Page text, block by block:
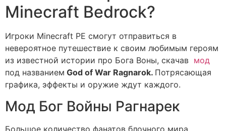
Minecraft Bedrock?
Игроки Minecraft PE смогут отправиться в
невероятное путешествие к своим любимым героям
из известной истории про Бога Воны, скачав мод
под названием God of War Ragnarok. Потрясающая
графика, эффекты и оружие ждут каждого.
Мод Бог Войны Рагнарек
Большое количество фанатов блочного мира